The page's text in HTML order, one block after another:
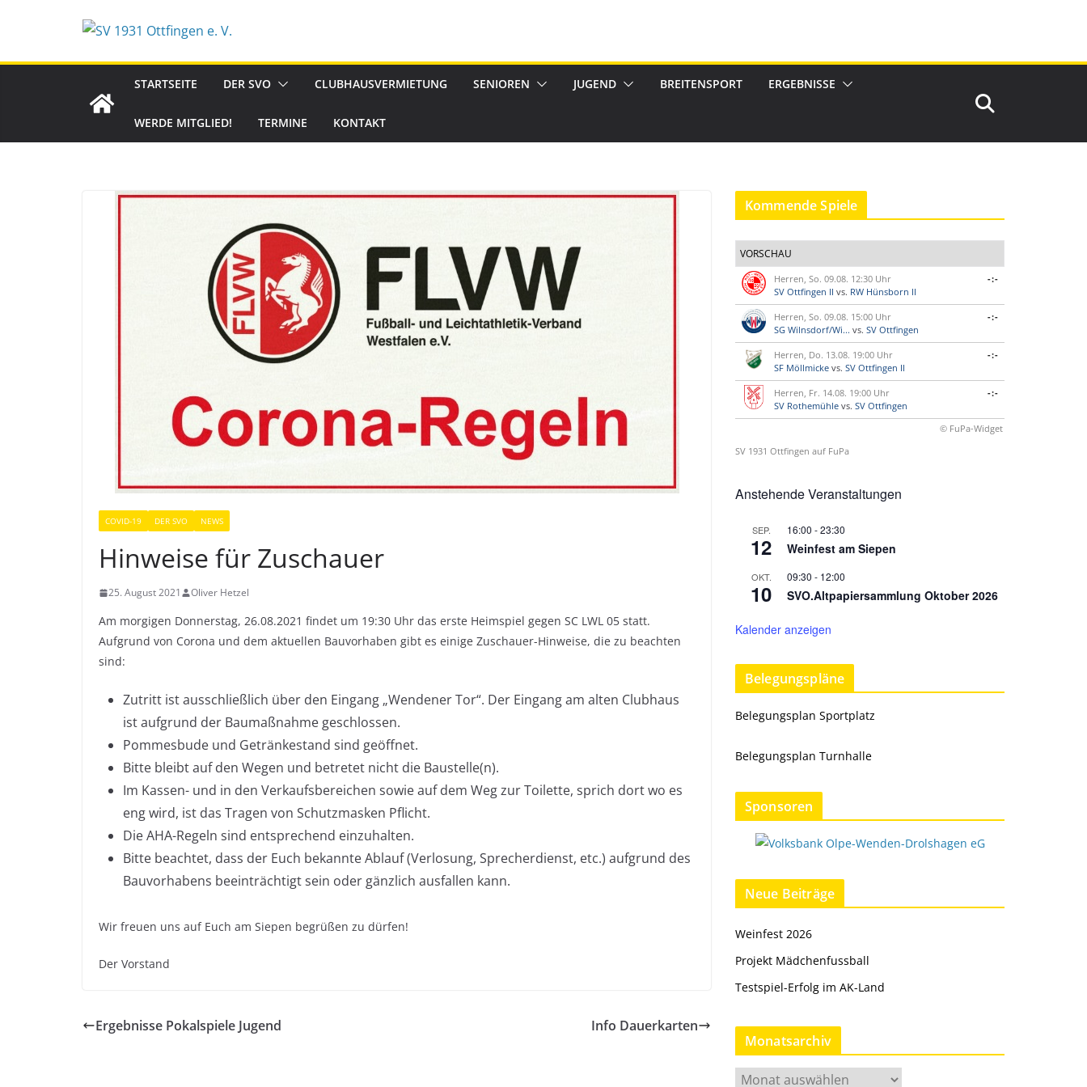
STARTSEITE DER SVO CLUBHAUSVERMIETUNG SENIOREN JUGEND BREITENSPORT ERGEBNISSE
WERDE MITGLIED! TERMINE KONTAKT
COVID-19 DER SVO NEWS
Hinweise für Zuschauer
25. August 2021 Oliver Hetzel
Am morgigen Donnerstag, 26.08.2021 findet um 19:30 Uhr das erste Heimspiel gegen SC LWL 05 statt.
Aufgrund von Corona und dem aktuellen Bauvorhaben gibt es einige Zuschauer-Hinweise, die zu beachten
sind:
Zutritt ist ausschließlich über den Eingang „Wendener Tor“. Der Eingang am alten Clubhaus
ist aufgrund der Baumaßnahme geschlossen.
Pommesbude und Getränkestand sind geöffnet.
Bitte bleibt auf den Wegen und betretet nicht die Baustelle(n).
Im Kassen- und in den Verkaufsbereichen sowie auf dem Weg zur Toilette, sprich dort wo es
eng wird, ist das Tragen von Schutzmasken Pflicht.
Die AHA-Regeln sind entsprechend einzuhalten.
Bitte beachtet, dass der Euch bekannte Ablauf (Verlosung, Sprecherdienst, etc.) aufgrund des
Bauvorhabens beeinträchtigt sein oder gänzlich ausfallen kann.
Wir freuen uns auf Euch am Siepen begrüßen zu dürfen!
Der Vorstand
Ergebnisse Pokalspiele Jugend Info Dauerkarten
Kommende Spiele
VORSCHAU
Herren, So. 09.08. 12:30 Uhr
SV Ottfingen II vs. RW Hünsborn II
-:-
Herren, So. 09.08. 15:00 Uhr
SG Wilnsdorf/Wi... vs. SV Ottfingen
-:-
Herren, Do. 13.08. 19:00 Uhr
SF Möllmicke vs. SV Ottfingen II
-:-
Herren, Fr. 14.08. 19:00 Uhr
SV Rothemühle vs. SV Ottfingen
-:-
© FuPa-Widget
SV 1931 Ottfingen auf FuPa
Anstehende Veranstaltungen
SEP.
12
16:00 -23:30
Weinfest am Siepen
OKT.
10
09:30 - 12:00
SVO.Altpapiersammlung Oktober 2026
Kalender anzeigen
Belegungspläne
Belegungsplan Sportplatz
Belegungsplan Turnhalle
Sponsoren
Neue Beiträge
Weinfest 2026
Projekt Mädchenfussball
Testspiel-Erfolg im AK-Land
Monatsarchiv
M